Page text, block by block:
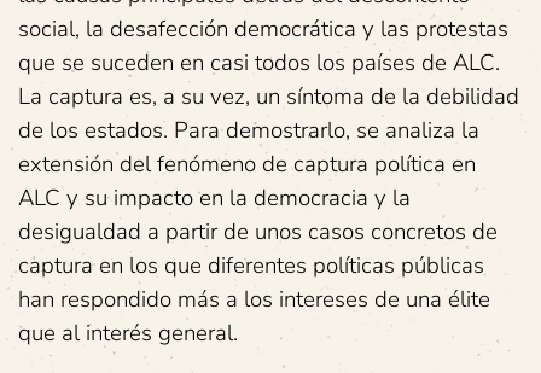
social, la desafección democrática y las protestas
que se suceden en casi todos los países de ALC.
La captura es, a su vez, un síntoma de la debilidad
de los estados. Para demostrarlo, se analiza la
extensión del fenómeno de captura política en
ALC y su impacto en la democracia y la
desigualdad a partir de unos casos concretos de
captura en los que diferentes políticas públicas
han respondido más a los intereses de una élite
que al interés general.